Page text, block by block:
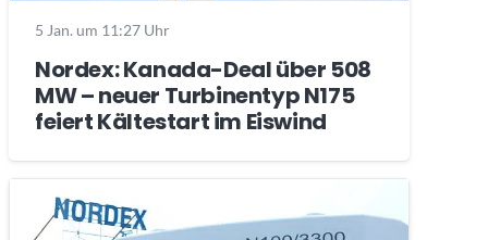
5 Jan. um 11:27 Uhr
Nordex: Kanada-Deal über 508
MW – neuer Turbinentyp N175
feiert Kältestart im Eiswind